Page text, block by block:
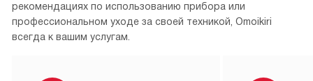
рекомендациях по использованию прибора или
профессиональном уходе за своей техникой, Omoikiri
всегда к вашим услугам.